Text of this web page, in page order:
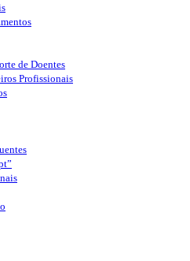
de Doentes
Profissionais